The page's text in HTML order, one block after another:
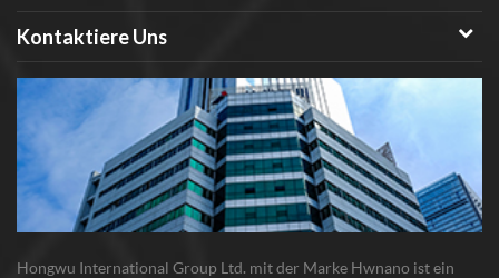
Kontaktiere Uns
Hongwu International Group Ltd. mit der Marke Hwnano ist ein